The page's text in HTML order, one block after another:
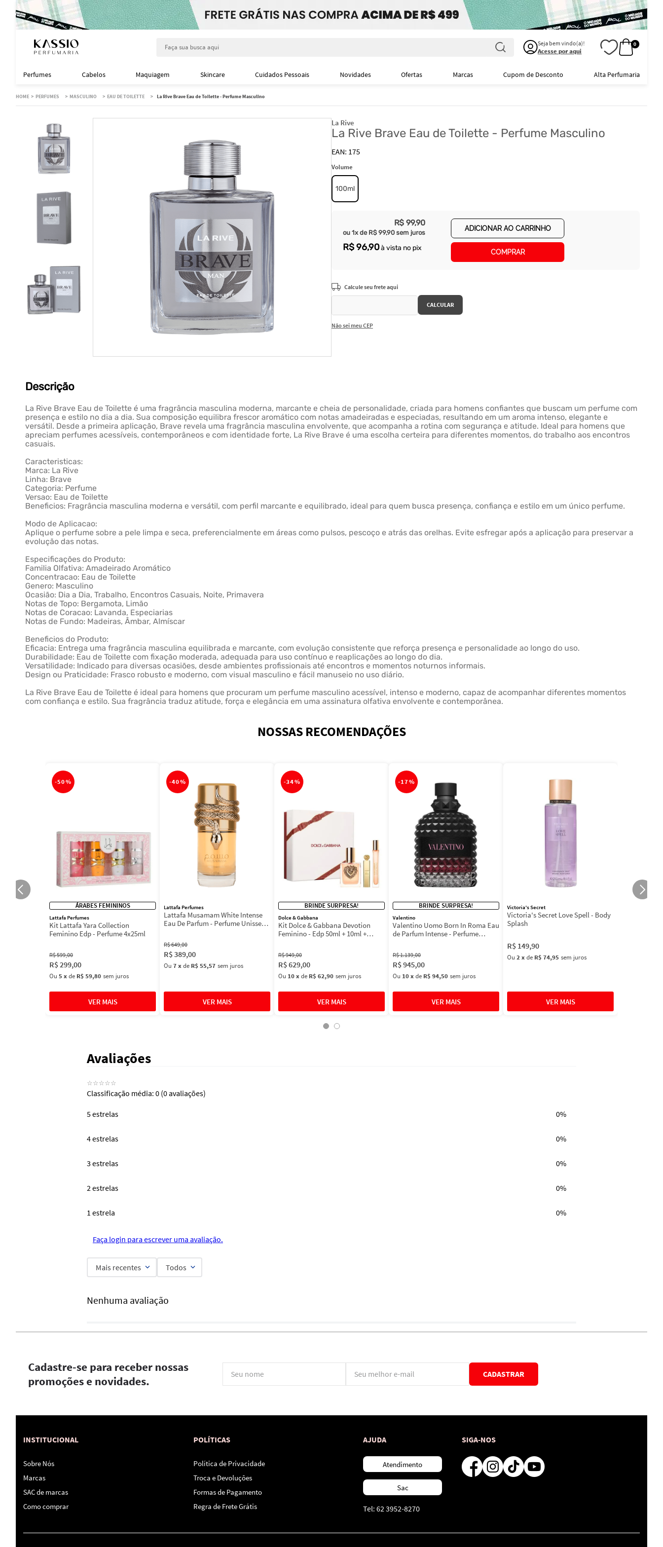
Seja bem vindo(a)!
Acesse por aqui
0
Perfumes Cabelos Maquiagem Skincare Cuidados Pessoais Novidades Ofertas Marcas Cupom de Desconto Alta Perfumaria
PERFUMES MASCULINO EAU DE TOILETTE La Rive Brave Eau de Toilette - Perfume Masculino
La Rive
La Rive Brave Eau de Toilette - Perfume Masculino
175
Volume
100ml
R$ 99,90
ou 1x de R$ 99,90 sem juros
R$96,90à vista no pix
ADICIONAR AO CARRINHO
COMPRAR
Não sei meu CEP
Descrição
La Rive Brave Eau de Toilette é uma fragrância masculina moderna, marcante e cheia de personalidade, criada para homens confiantes que buscam um perfume com
presença e estilo no dia a dia. Sua composição equilibra frescor aromático com notas amadeiradas e especiadas, resultando em um aroma intenso, elegante e
versátil. Desde a primeira aplicação, Brave revela uma fragrância masculina envolvente, que acompanha a rotina com segurança e atitude. Ideal para homens que
apreciam perfumes acessíveis, contemporâneos e com identidade forte, La Rive Brave é uma escolha certeira para diferentes momentos, do trabalho aos encontros
casuais.
Caracteristicas:
Marca: La Rive
Linha: Brave
Categoria: Perfume
Versao: Eau de Toilette
Beneficios: Fragrância masculina moderna e versátil, com perfil marcante e equilibrado, ideal para quem busca presença, confiança e estilo em um único perfume.
Modo de Aplicacao:
Aplique o perfume sobre a pele limpa e seca, preferencialmente em áreas como pulsos, pescoço e atrás das orelhas. Evite esfregar após a aplicação para preservar a
evolução das notas.
Especificações do Produto:
Familia Olfativa: Amadeirado Aromático
Concentracao: Eau de Toilette
Genero: Masculino
Ocasião: Dia a Dia, Trabalho, Encontros Casuais, Noite, Primavera
Notas de Topo: Bergamota, Limão
Notas de Coracao: Lavanda, Especiarias
Notas de Fundo: Madeiras, Âmbar, Almíscar
Beneficios do Produto:
Eficacia: Entrega uma fragrância masculina equilibrada e marcante, com evolução consistente que reforça presença e personalidade ao longo do uso.
Durabilidade: Eau de Toilette com fixação moderada, adequada para uso contínuo e reaplicações ao longo do dia.
Versatilidade: Indicado para diversas ocasiões, desde ambientes profissionais até encontros e momentos noturnos informais.
Design ou Praticidade: Frasco robusto e moderno, com visual masculino e fácil manuseio no uso diário.
La Rive Brave Eau de Toilette é ideal para homens que procuram um perfume masculino acessível, intenso e moderno, capaz de acompanhar diferentes momentos
com confiança e estilo. Sua fragrância traduz atitude, força e elegância em uma assinatura olfativa envolvente e contemporânea.
NOSSAS RECOMENDAÇÕES
-50%
ÁRABES FEMININOS
Lattafa Perfumes
Kit Lattafa Yara Collection
Feminino Edp - Perfume 4x25ml
R$599,00
R$299,00
Ou 5xde R$ 59,80 sem juros
-40%
Lattafa Perfumes
Lattafa Musamam White Intense
Eau De Parfum - Perfume Unissex
R$649,00
R$389,00
Ou 7xde R$ 55,57 sem juros
-34%
BRINDE SURPRESA!
Dolce & Gabbana
Kit Dolce & Gabbana Devotion
Feminino - Edp 50ml + 10ml +
R$949,00
R$629,00
Ou 10xde R$ 62,90 sem juros
-17%
BRINDE SURPRESA!
Valentino
Valentino Uomo Born In Roma Eau
de Parfum Intense - Perfume
R$1.139,00
R$945,00
Ou 10xde R$ 94,50 sem juros
Victoria's Secret
Victoria's Secret Love Spell - Body
Splash
R$ 149,90
Ou 2xde R$ 74,95 sem juros
Avaliações
☆☆☆☆☆
Classificação média: 0 (0 avaliações)
5 estrelas 0%
4 estrelas 0%
3 estrelas 0%
2 estrelas 0%
1 estrela 0%
Faça login para escrever uma avaliação.
Mais recentes Todos
Nenhuma avaliação
Cadastre-se para receber nossas
promoções e novidades.
CADASTRAR
INSTITUCIONAL
Sobre Nós
Marcas
SAC de marcas
Como comprar
POLÍTICAS
Política de Privacidade
Troca e Devoluções
Formas de Pagamento
Regra de Frete Grátis
AJUDA
Atendimento
Sac
Tel: 62 3952-8270
SIGA-NOS